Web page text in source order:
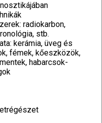
radiokarbon,
stb.
kerámia, üveg és
fémek, kőeszközök,
habarcsok-